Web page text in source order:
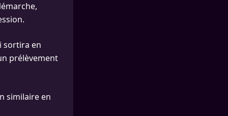
sortira en
prélèvement
similaire en